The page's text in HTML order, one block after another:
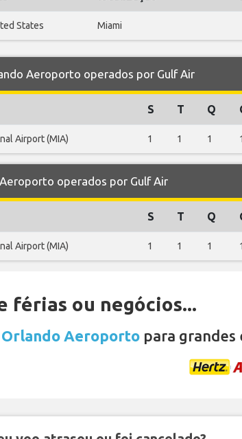
States Miami
Aeroporto operados por Gulf Air
S T Q
Airport (MIA) 1 1 1
operados por Gulf Air
S T Q
Airport (MIA) 1 1 1
férias ou negócios...
Aeroporto para grandes